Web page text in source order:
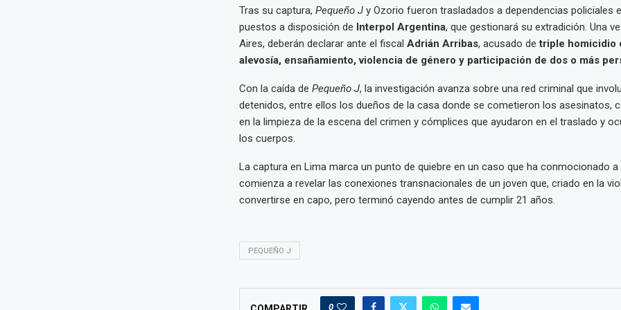
Tras su captura, Pequeño Jy Ozorio fueron trasladados a dependencias policiales
puestos a disposición de Interpol Argentina, que gestionará su extradición. Una
Aires, deberán declarar ante el fiscal Adrián Arribas, acusado detriple homicidio
alevosía, ensañamiento, violencia de género y participación de dos o más
Con la caída de Pequeño J, la investigación avanza sobre una red criminal que
detenidos, entre ellos los dueños de la casa donde se cometieron los asesinatos,
en la limpieza de la escena del crimen y cómplices que ayudaron en el traslado y
los cuerpos.
La captura en Lima marca un punto de quiebre en un caso que ha conmocionado a
comienza a revelar las conexiones transnacionales de un joven que, criado en la
convertirse en capo, pero terminó cayendo antes de cumplir 21 años.
PEQUEÑO J
0